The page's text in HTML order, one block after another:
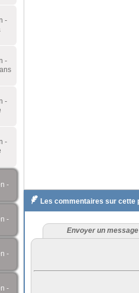
-
-
-
-
-
-
-
-
 Les commentaires sur cette
Envoyer un